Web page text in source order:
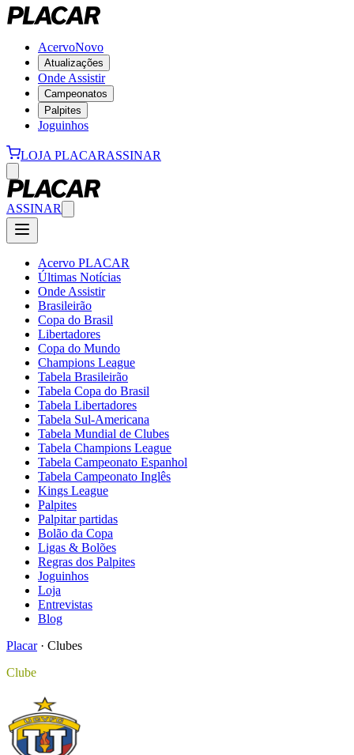
AcervoNovo
Atualizações
Onde Assistir
Campeonatos
Palpites
Joguinhos
LOJA PLACARASSINAR
ASSINAR
Acervo PLACAR
Últimas Notícias
Onde Assistir
Brasileirão
Copa do Brasil
Libertadores
Copa do Mundo
Champions League
Tabela Brasileirão
Tabela Copa do Brasil
Tabela Libertadores
Tabela Sul-Americana
Tabela Mundial de Clubes
Tabela Champions League
Tabela Campeonato Espanhol
Tabela Campeonato Inglês
Kings League
Palpites
Palpitar partidas
Bolão da Copa
Ligas & Bolões
Regras dos Palpites
Joguinhos
Loja
Entrevistas
Blog
Placar · Clubes
Clube